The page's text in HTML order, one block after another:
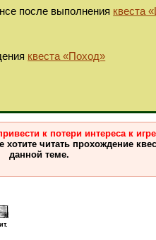
после выполнения квеста
квеста «Поход»
к потери интереса к
читать прохождение
данной теме.